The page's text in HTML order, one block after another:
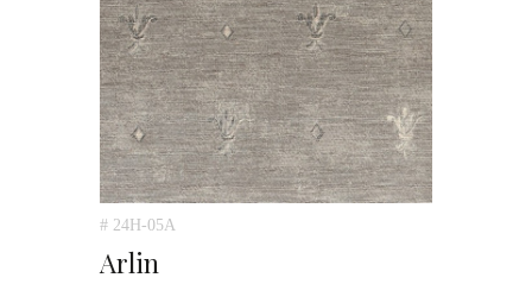
# 24H-05A
Arlin